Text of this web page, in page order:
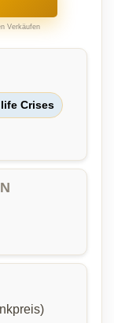
Verkäufen
Crises